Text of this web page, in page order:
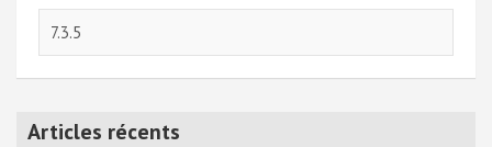
Articles récents